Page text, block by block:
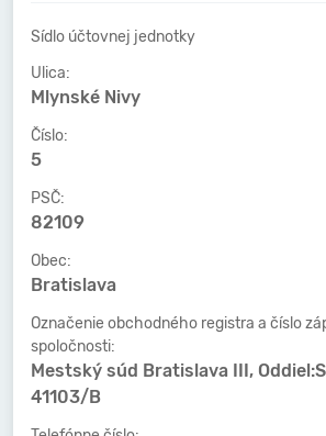
Sídlo účtovnej jednotky
Ulica:
Mlynské Nivy
Číslo:
5
PSČ:
82109
Obec:
Bratislava
Označenie obchodného registra a číslo
spoločnosti:
Mestský súd Bratislava III,
41103/B